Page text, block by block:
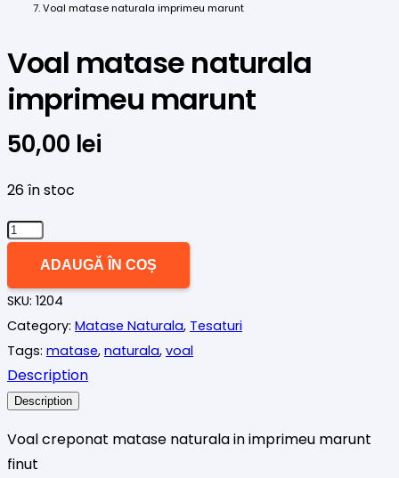
Voal matase naturala imprimeu marunt
Voal matase naturala
imprimeu marunt
50,00 lei
26 în stoc
Cantitate
naturala
imprimeu
marunt
ADAUGĂ ÎN COȘ
SKU: 1204
Category: Matase Naturala, Tesaturi
Tags: matase, naturala, voal
Description
Description
Voal creponat matase naturala in imprimeu marunt
finut